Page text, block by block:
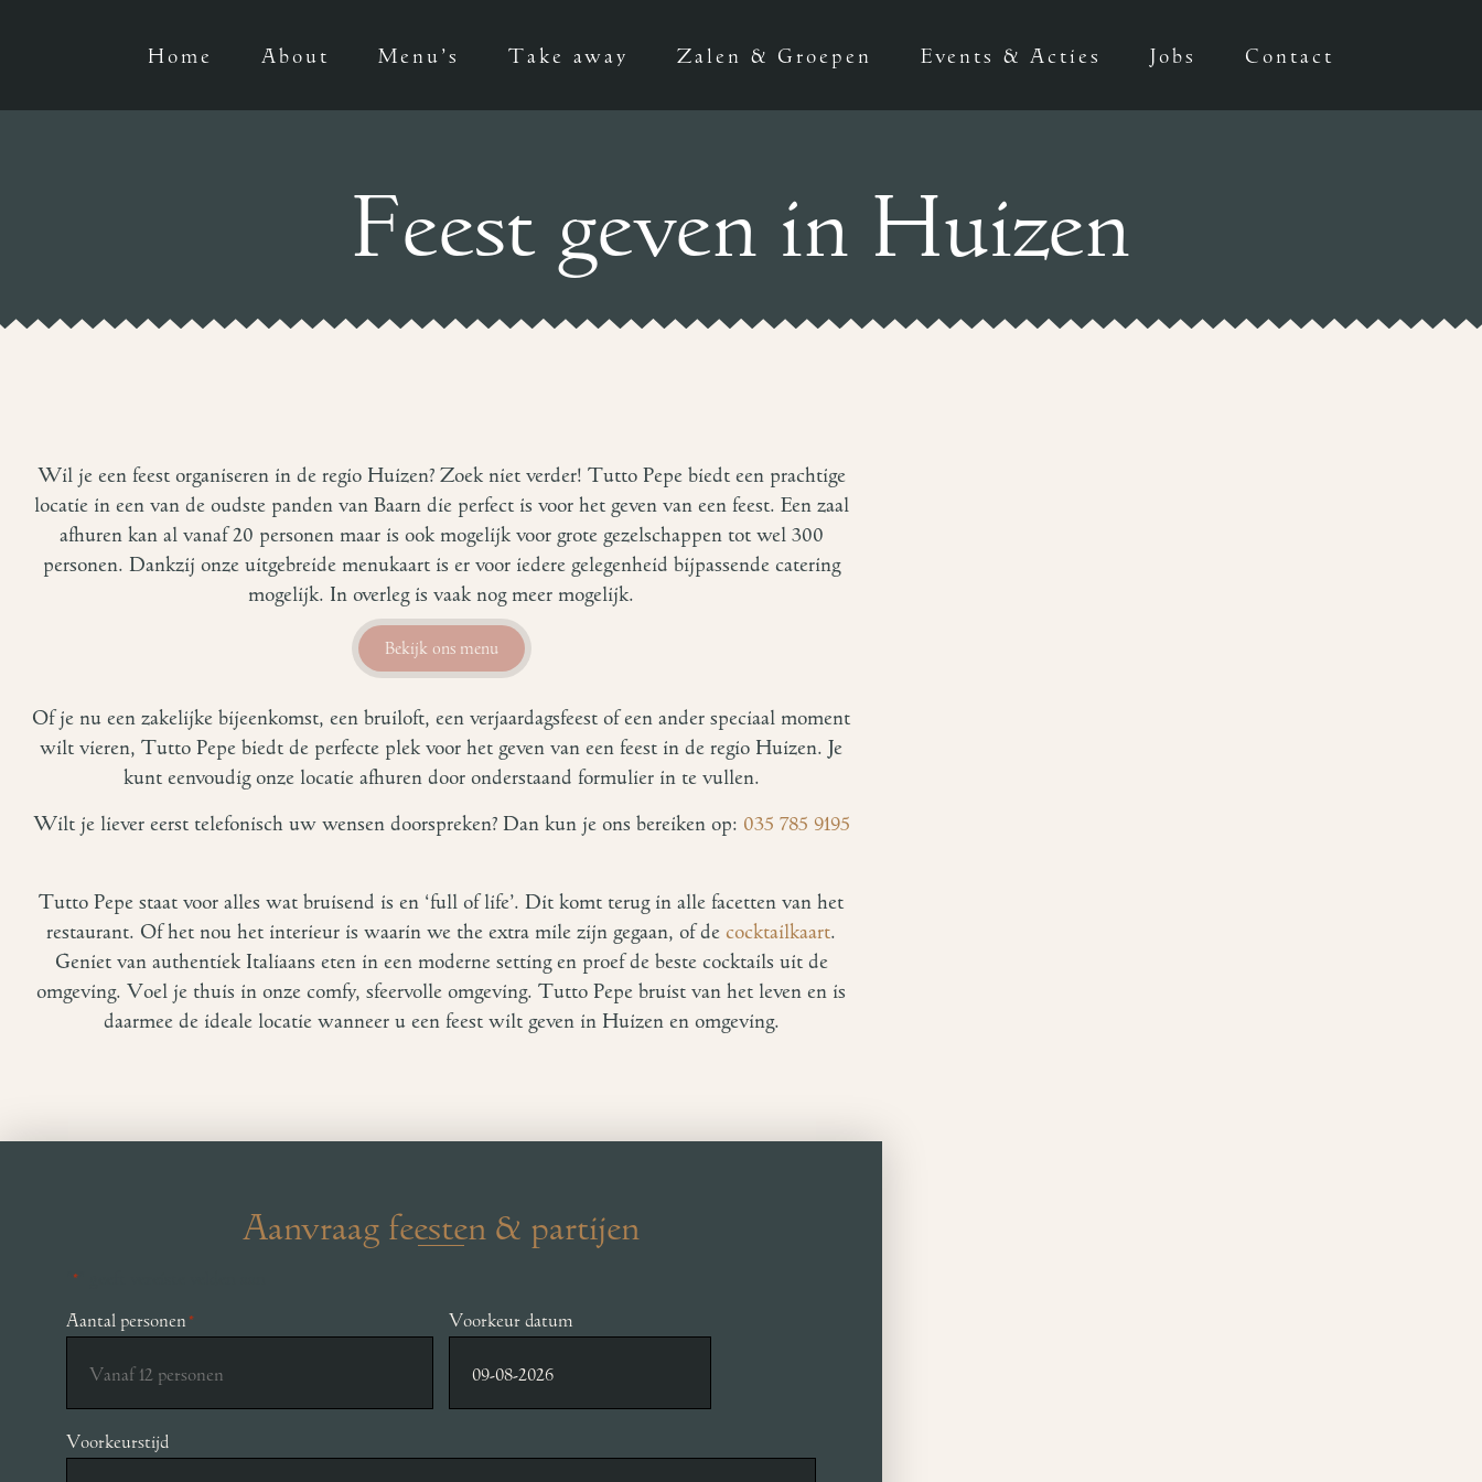
Home About Menu’s Take away Zalen & Groepen Events & Acties Jobs Contact
Feest geven in Huizen
Wil je een feest organiseren in de regio Huizen? Zoek niet verder! Tutto Pepe biedt een prachtige
locatie in een van de oudste panden van Baarn die perfect is voor het geven van een feest. Een zaal
afhuren kan al vanaf 20 personen maar is ook mogelijk voor grote gezelschappen tot wel 300
personen. Dankzij onze uitgebreide menukaart is er voor iedere gelegenheid bijpassende catering
mogelijk. In overleg is vaak nog meer mogelijk.
Bekijk ons menu
Of je nu een zakelijke bijeenkomst, een bruiloft, een verjaardagsfeest of een ander speciaal moment
wilt vieren, Tutto Pepe biedt de perfecte plek voor het geven van een feest in de regio Huizen. Je
kunt eenvoudig onze locatie afhuren door onderstaand formulier in te vullen.
Wilt je liever eerst telefonisch uw wensen doorspreken? Dan kun je ons bereiken op: 035 785 9195
Tutto Pepe staat voor alles wat bruisend is en ‘full of life’. Dit komt terug in alle facetten van het
restaurant. Of het nou het interieur is waarin we the extra mile zijn gegaan, of de cocktailkaart.
Geniet van authentiek Italiaans eten in een moderne setting en proef de beste cocktails uit de
omgeving. Voel je thuis in onze comfy, sfeervolle omgeving. Tutto Pepe bruist van het leven en is
daarmee de ideale locatie wanneer u een feest wilt geven in Huizen en omgeving.
Aanvraag feesten & partijen
*
Aantal personen * Voorkeur datum
Voorkeurstijd